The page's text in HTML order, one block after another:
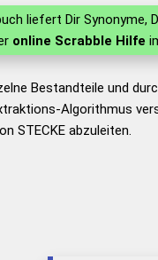
liefert Dir Synonyme,
online Scrabble Hilfe
Bestandteile und
Algorithmus
STECKE abzuleiten.